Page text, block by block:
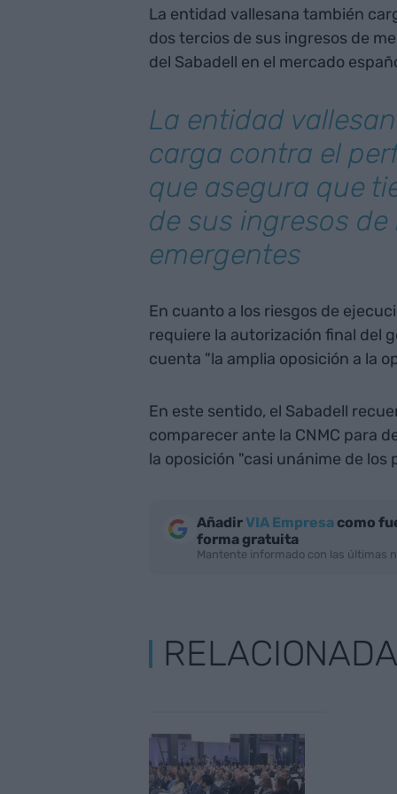
La entidad vallesana también
dos tercios de sus ingresos de
del Sabadell en el mercado
La entidad
carga contra el
que asegura que
de sus ingresos
emergentes
En cuanto a los riesgos de
requiere la autorización final del
cuenta "la amplia oposición a la
En este sentido, el Sabadell
comparecer ante la CNMC para
la oposición "casi unánime de
AñadirVIA Empresacomo
forma gratuita
Mantente informado con las últimas